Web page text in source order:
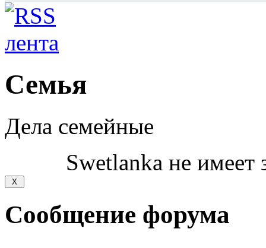
Семья
Дела семейные
Swetlanka не имеет
Сообщение форума